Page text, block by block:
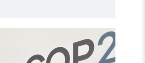
"Hardt
rammet